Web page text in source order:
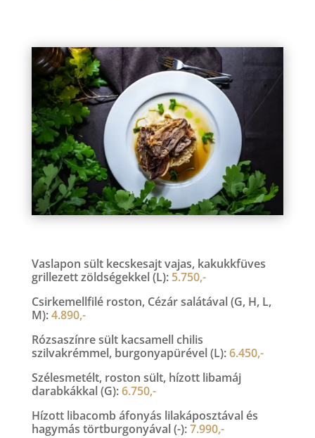
Vaslapon sült kecskesajt vajas, kakukkfüves
grillezett zöldségekkel (L): 5.750,-
Csirkemellfilé roston, Cézár salátával (G, H, L,
M):4.890,-
Rózsaszínre sült kacsamell chilis
szilvakrémmel, burgonyapürével (L):6.450,-
Szélesmetélt, roston sült, hízott libamáj
darabkákkal (G):6.750,-
Hízott libacomb áfonyás lilakáposztával és
hagymás törtburgonyával (-):7.990,-